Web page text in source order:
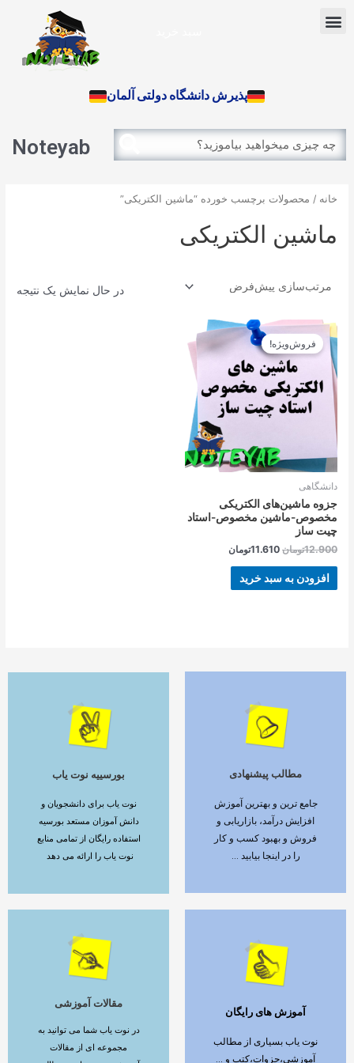
Menu
پذیرش دانشگاه دولتی آلمان
Search
Search
Noteyab
خانه / محصولات برچسب خورده “ماشین الکتریکی”
ماشین الکتریکی
در حال نمایش یک نتیجه
فروش‌ویژه!
دانشگاهی
جزوه ماشین‌های الکتریکی
مخصوص-ماشین مخصوص-استاد
چیت ساز
12.900تومان
قیمت
اصلی
بود.
11.610تومان
قیمت
11.610تومان
افزودن به سبد خرید
مطالب پیشنهادی
جامع ترین و بهترین آموزش
افزایش درآمد، بازاریابی و
فروش و بهبود کسب و کار
را در اینجا بیابید ...
ادامه مطلب بورسییه نوت یاب
نوت یاب برای دانشجویان و
دانش آموزان مستعد بورسیه
استفاده رایگان از تمامی منابع
نوت یاب را ارائه می دهد
ادامه مطلب
آموزش های رایگان
نوت یاب بسیاری از مطالب
آموزشی،جزوات،کتب و ...
ادامه مطلب
مقالات آموزشی
در نوت یاب شما می توانید به
مجموعه ای از مقالات